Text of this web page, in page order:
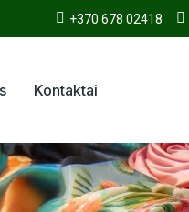
+370 678 02418
Kontaktai